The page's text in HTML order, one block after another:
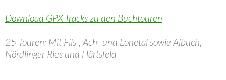
Download GPX-Tracks zu den Buchtouren
25 Touren: Mit Fils-, Ach- und Lonetal sowie Albuch,
Nördlinger Ries und Härtsfeld